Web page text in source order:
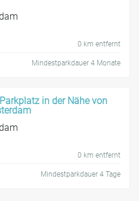
0 km entfernt
Mindestparkdauer 4 Monate
in der Nähe von
0 km entfernt
Mindestparkdauer 4 Tage